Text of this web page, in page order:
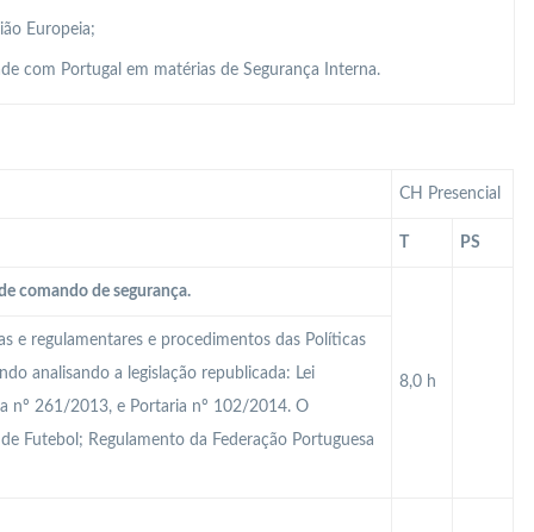
Europeia;
com Portugal em matérias de Segurança Interna.
CH Presencial
PS
comando de segurança.
8,0 h
e regulamentares e procedimentos das Políticas
analisando a legislação republicada: Lei
nº 261/2013, e Portaria nº 102/2014. O
Futebol; Regulamento da Federação Portuguesa